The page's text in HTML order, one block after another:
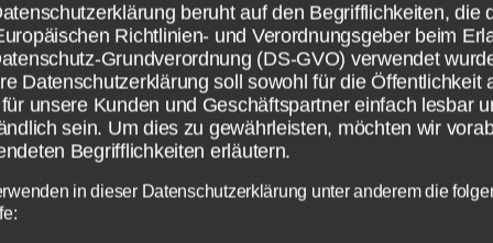
eher puristisch eingestellt? Dann gilt klar
ist mehr“. Die Einrichtungsvariante
und eine konsequente Linienführung.
poetisch und feminin geht es bei dem
Typ zu. Nach dem guten alten
eingerichtet. Willkommen sind vor allem
beruht auf den Begrifflichkeiten, die
Richtlinien- und Verordnungsgeber beim
Grundverordnung (DS-GVO) verwendet
Datenschutzerklärung soll sowohl für die Öffentlichkeit
unsere Kunden und Geschäftspartner einfach lesbar
sein. Um dies zu gewährleisten, möchten wir
Begrifflichkeiten erläutern.
in dieser Datenschutzerklärung unter anderem die